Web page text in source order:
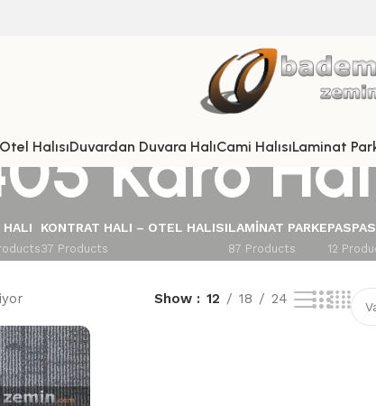
HalısıDuvardan Duvara HalıCami HalısıLaminat
Karo
HALI KONTRAT HALI – OTEL HALISI
37 Products
LAMINAT PARKE
87 Products 12
Show 12 18 24